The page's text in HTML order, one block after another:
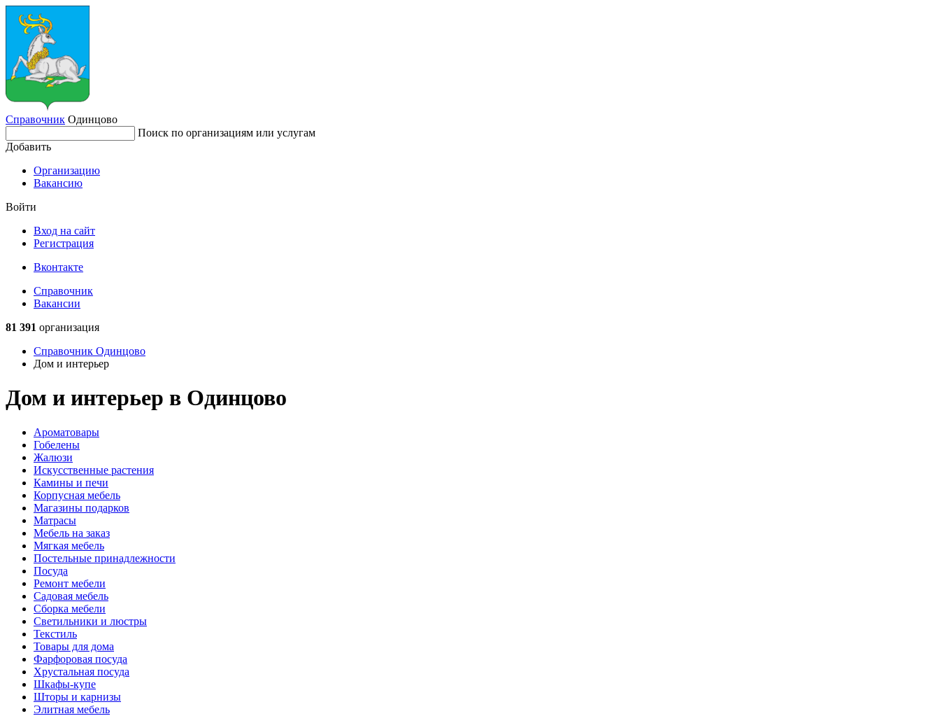
Справочник Одинцово
Поиск по организациям или услугам
Добавить
Организацию
Вакансию
Войти
Вход на сайт
Регистрация
Вконтакте
Справочник
Вакансии
81 391 организация
Справочник Одинцово
Дом и интерьер
Дом и интерьер в Одинцово
Ароматовары
Гобелены
Жалюзи
Искусственные растения
Камины и печи
Корпусная мебель
Магазины подарков
Матрасы
Мебель на заказ
Мягкая мебель
Постельные принадлежности
Посуда
Ремонт мебели
Садовая мебель
Сборка мебели
Светильники и люстры
Текстиль
Товары для дома
Фарфоровая посуда
Хрустальная посуда
Шкафы-купе
Шторы и карнизы
Элитная мебель